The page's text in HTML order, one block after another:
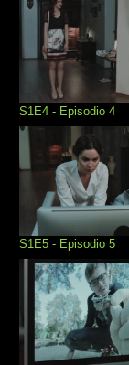
S1E4 - Episodio 4
S1E5 - Episodio 5